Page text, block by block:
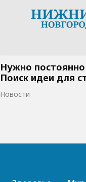
Нужно постоянно
Поиск идеи для
Новости